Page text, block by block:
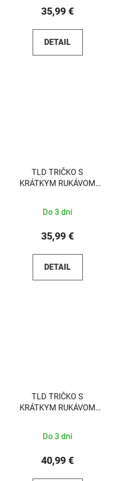
35,99 €
DETAIL
TLD TRIČKO S
KRÁTKYM RUKÁVOM
Do 3 dní
35,99 €
DETAIL
TLD TRIČKO S
KRÁTKYM RUKÁVOM
Do 3 dní
40,99 €